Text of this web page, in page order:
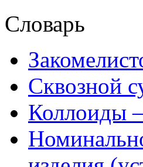
Словарь
Сквозной
Коллоиды